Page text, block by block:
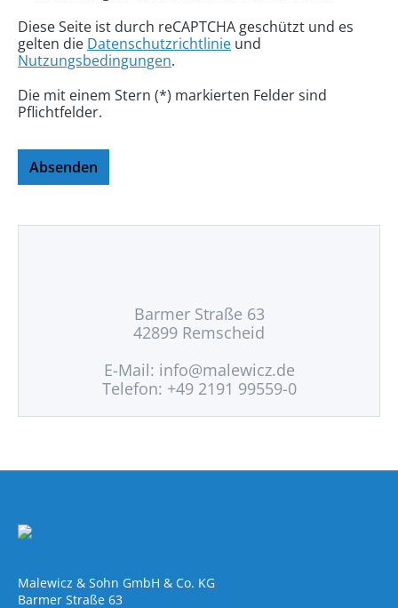
Diese Seite ist durch reCAPTCHA geschützt und es
gelten die Datenschutzrichtlinie und
Nutzungsbedingungen.
Die mit einem Stern (*) markierten Felder sind
Pflichtfelder.
Absenden
Barmer Straße 63
42899 Remscheid
E-Mail: info@malewicz.de
Telefon: +49 2191 99559-0
Malewicz & Sohn GmbH & Co. KG
Barmer Straße 63